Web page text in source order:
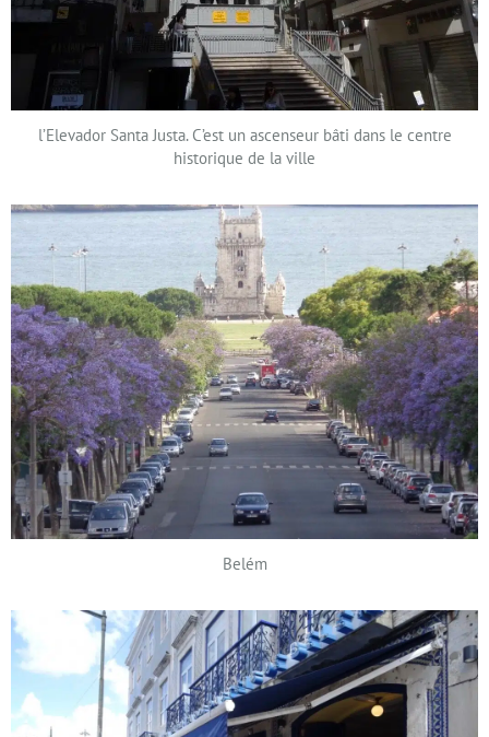
l’Elevador Santa Justa. C’est un ascenseur bâti dans le centre
historique de la ville
Belém